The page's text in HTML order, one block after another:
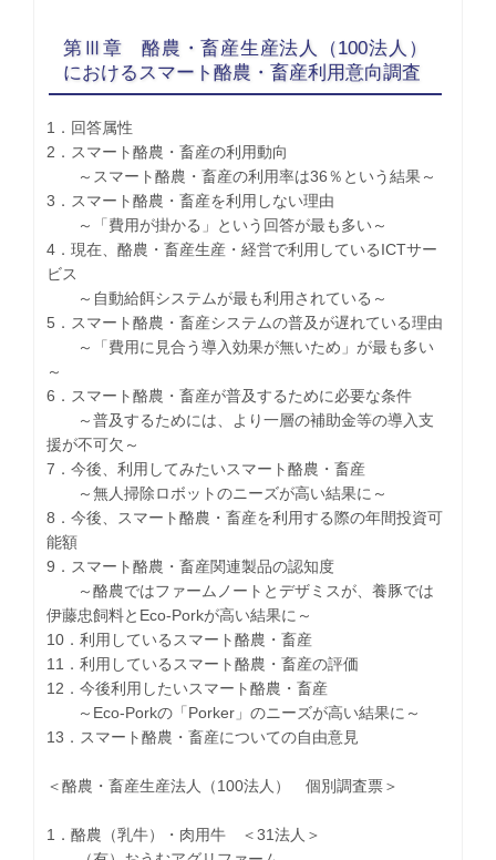
第Ⅲ章 酪農・畜産生産法人（100法人）
におけるスマート酪農・畜産利用意向調査
1．回答属性
2．スマート酪農・畜産の利用動向
～スマート酪農・畜産の利用率は36％という結果～
3．スマート酪農・畜産を利用しない理由
～「費用が掛かる」という回答が最も多い～
4．現在、酪農・畜産生産・経営で利用しているICTサー
ビス
～自動給餌システムが最も利用されている～
5．スマート酪農・畜産システムの普及が遅れている理由
～「費用に見合う導入効果が無いため」が最も多い
～
6．スマート酪農・畜産が普及するために必要な条件
～普及するためには、より一層の補助金等の導入支
援が不可欠～
7．今後、利用してみたいスマート酪農・畜産
～無人掃除ロボットのニーズが高い結果に～
8．今後、スマート酪農・畜産を利用する際の年間投資可
能額
9．スマート酪農・畜産関連製品の認知度
～酪農ではファームノートとデザミスが、養豚では
伊藤忠飼料とEco-Porkが高い結果に～
10．利用しているスマート酪農・畜産
11．利用しているスマート酪農・畜産の評価
12．今後利用したいスマート酪農・畜産
～Eco-Porkの「Porker」のニーズが高い結果に～
13．スマート酪農・畜産についての自由意見
＜酪農・畜産生産法人（100法人） 個別調査票＞
1．酪農（乳牛）・肉用牛 ＜31法人＞